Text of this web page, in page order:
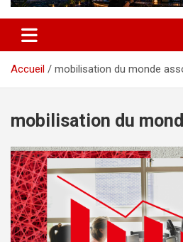
Accueil mobilisation du monde
mobilisation du